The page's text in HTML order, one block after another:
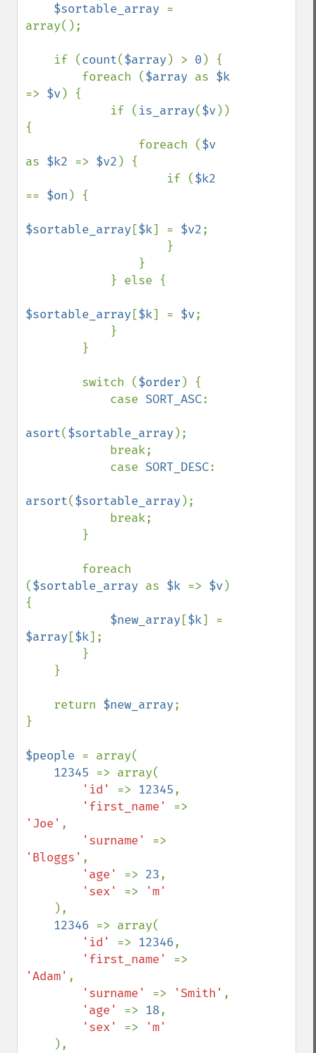
$sortable_array =
array();
    if (
count($array ) > 0 ) {
        foreach (
$array as
=> $v) {
            if (
is_array($v))
{
                foreach (
as $k2 => $v2 ) {
                    if (
== $on ) {
$sortable_array [$k] = $v2;
$sortable_array [$k] = $v;
        switch (
$order ) {
            case
SORT_ASC:
asort($sortable_array );
            case
SORT_DESC:
arsort($sortable_array );
($sortable_array as $k => $v)
{
$new_array [$k
$array [$k];
    return
$new_array;
}
$people = array(
12345 => array(
'id' => 12345,
'first_name'
'Joe' ,
'surname'
'Bloggs' ,
'age' => 23,
'sex' =>
'm'
),
12346 => array(
'id' => 12346,
'first_name'
'Adam' ,
'surname' => 'Smith' ,
'age' => 18,
'sex' =>
'm'
),